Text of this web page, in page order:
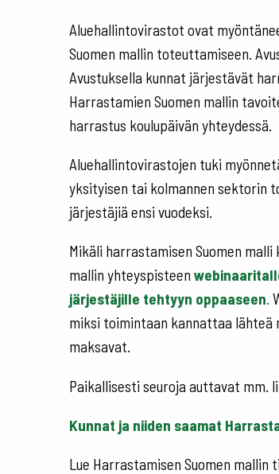
Aluehallintovirastot ovat
Suomen mallin toteuttamiseen.
Avustuksella kunnat järjestävät
Harrastamien Suomen mallin
harrastus koulupäivän yhteydessä.
Aluehallintovirastojen tuki
yksityisen tai kolmannen sektorin
järjestäjiä ensi vuodeksi.
Mikäli harrastamisen Suomen
mallin yhteyspisteen
järjestäjille tehtyyn oppaaseen.
miksi toimintaan kannattaa lähteä
maksavat.
Paikallisesti seuroja auttavat mm.
Kunnat ja niiden saamat
Lue Harrastamisen Suomen mallin